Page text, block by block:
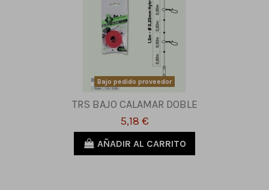
Bajo pedido proveedor
TRS BAJO CALAMAR DOBLE
5,18 €
AÑADIR AL CARRITO